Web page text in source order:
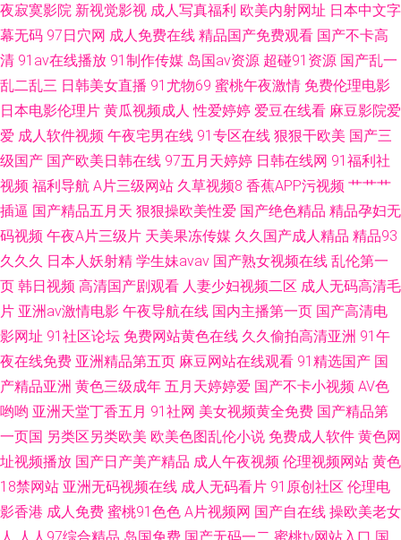
夜寂寞影院 新视觉影视 成人写真福利 欧美内射网址 日本中文字
幕无码 97日穴网 成人免费在线 精品国产免费观看 国产不卡高
清 91av在线播放 91制作传媒 岛国av资源 超碰91资源 国产乱一
乱二乱三 日韩美女直播 91尤物69 蜜桃午夜激情 免费伦理电影
日本电影伦理片 黄瓜视频成人 性爱婷婷 爱豆在线看 麻豆影院爱
爱 成人软件视频 午夜宅男在线 91专区在线 狠狠干欧美 国产三
级国产 国产欧美日韩在线 97五月天婷婷 日韩在线网 91福利社
视频 福利导航 A片三级网站 久草视频8 香蕉APP污视频 艹艹艹
插逼 国产精品五月天 狠狠操欧美性爱 国产绝色精品 精品孕妇无
码视频 午夜A片三级片 天美果冻传媒 久久国产成人精品 精品93
久久久 日本人妖射精 学生妹avav 国产熟女视频在线 乱伦第一
页 韩日视频 高清国产剧观看 人妻少妇视频二区 成人无码高清毛
片 亚洲av激情电影 午夜导航在线 国内主播第一页 国产高清电
影网址 91社区论坛 免费网站黄色在线 久久偷拍高清亚洲 91午
夜在线免费 亚洲精品第五页 麻豆网站在线观看 91精选国产 国
产精品亚洲 黄色三级成年 五月天婷婷爱 国产不卡小视频 AV色
哟哟 亚洲天堂丁香五月 91社网 美女视频黄全免费 国产精品第
一页国 另类区另类欧美 欧美色图乱伦小说 免费成人软件 黄色网
址视频播放 国产日产美产精品 成人午夜视频 伦理视频网站 黄色
18禁网站 亚洲无码视频在线 成人无码看片 91原创社区 伦理电
影香港 成人免费 蜜桃91色色 A片视频网 国产自在线 操欧美老女